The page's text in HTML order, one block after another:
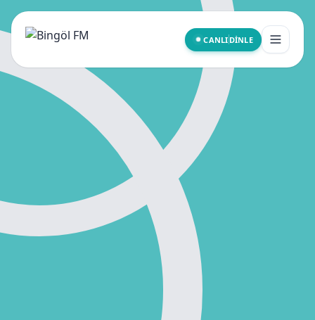
CANLI DINLE
Kurumsal
Programlar
Yayın Akışı
Frekanslar